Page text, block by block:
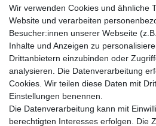
Newsletter-Anmeldung
FAQ / Fragen
Mein Warenkorb
Mein Merkzettel
Mein Konto
UNSER LADENGESCHÄFT
Gottlieb-Daimler-Str. 10
Wir verwenden Cookies und ähnliche
Website und verarbeiten
Besucher:innen unserer Webseite
Inhalte und Anzeigen zu
Drittanbietern einzubinden oder
analysieren. Die Datenverarbeitung
Cookies. Wir teilen diese Daten mit
Einstellungen benennen.
Die Datenverarbeitung kann mit
berechtigten Interesses erfolgen. Die